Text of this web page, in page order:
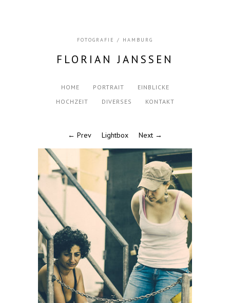
FOTOGRAFIE / HAMBURG
FLORIAN JANSSEN
HOME PORTRAIT
EINBLICKE
HOCHZEIT
DIVERSES KONTAKT
← Prev Lightbox Next →